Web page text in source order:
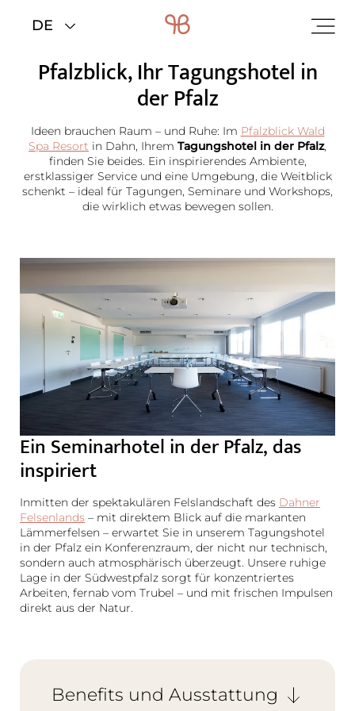
Home> Das Wald Spa Resort
Pfalzblick, Ihr Tagungshotel in
der Pfalz
Ideen brauchen Raum – und Ruhe: Im Pfalzblick Wald
Spa Resort in Dahn, Ihrem Tagungshotel in der Pfalz,
finden Sie beides. Ein inspirierendes Ambiente,
erstklassiger Service und eine Umgebung, die Weitblick
schenkt – ideal für Tagungen, Seminare und Workshops,
die wirklich etwas bewegen sollen.
Ein Seminarhotel in der Pfalz, das
inspiriert
Inmitten der spektakulären Felslandschaft des Dahner
Felsenlands – mit direktem Blick auf die markanten
Lämmerfelsen – erwartet Sie in unserem Tagungshotel
in der Pfalz ein Konferenzraum, der nicht nur technisch,
sondern auch atmosphärisch überzeugt. Unsere ruhige
Lage in der Südwestpfalz sorgt für konzentriertes
Arbeiten, fernab vom Trubel – und mit frischen Impulsen
direkt aus der Natur.
Benefits und Ausstattung